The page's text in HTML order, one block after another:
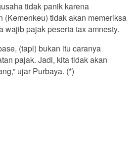
tidak panik karena
(Kemenkeu) tidak akan memeriksa
wajib pajak peserta tax amnesty.
(tapi) bukan itu caranya
pajak. Jadi, kita tidak akan
ujar Purbaya. (*)